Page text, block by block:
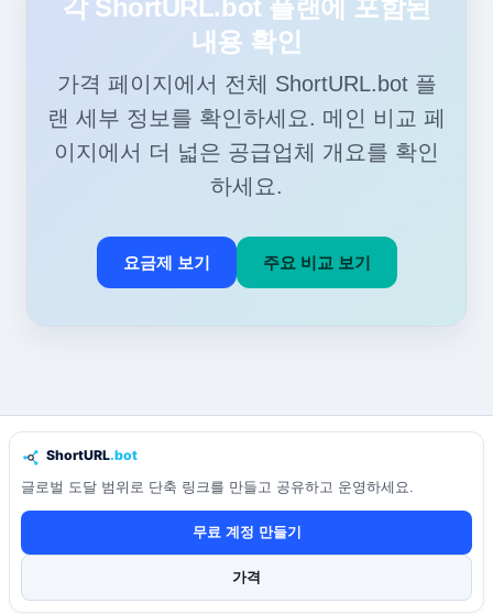
각 ShortURL.bot 플랜에 포함된
내용 확인
가격 페이지에서 전체 ShortURL.bot 플
랜 세부 정보를 확인하세요. 메인 비교 페
이지에서 더 넓은 공급업체 개요를 확인
하세요.
요금제 보기 주요 비교 보기
글로벌 도달 범위로 단축 링크를 만들고 공유하고 운영하세요.
무료 계정 만들기
가격